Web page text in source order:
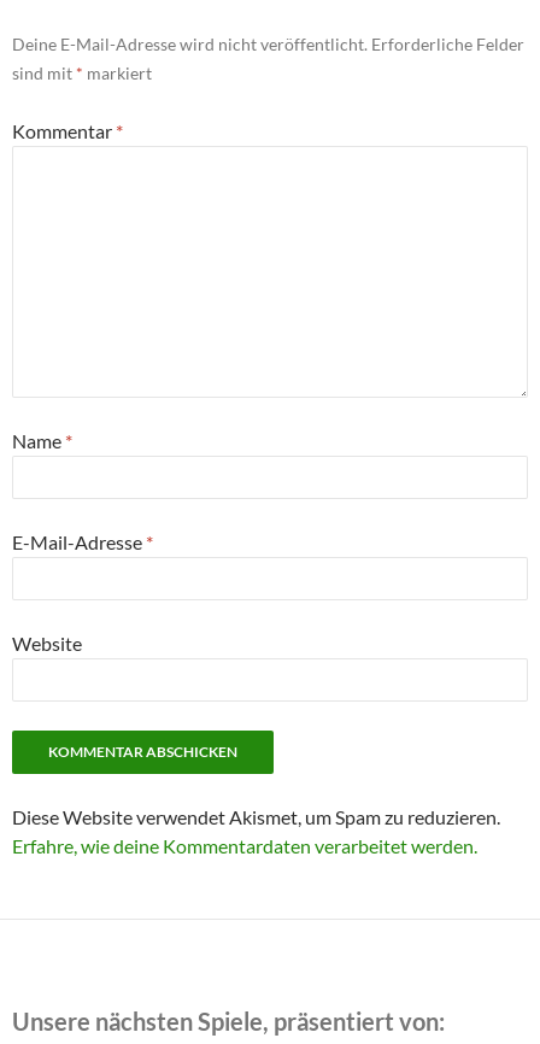
Deine E-Mail-Adresse wird nicht veröffentlicht. Erforderliche Felder
sind mit * markiert
Kommentar *
Name *
E-Mail-Adresse *
Website
Diese Website verwendet Akismet, um Spam zu reduzieren.
Erfahre, wie deine Kommentardaten verarbeitet werden.
Unsere nächsten Spiele, präsentiert von: